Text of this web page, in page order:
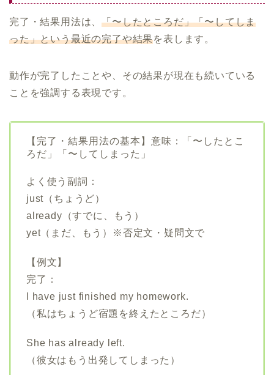
完了・結果用法は、「〜したところだ」「〜してしま
った」という最近の完了や結果を表します。
動作が完了したことや、その結果が現在も続いている
ことを強調する表現です。
【完了・結果用法の基本】意味：「〜したとこ
ろだ」「〜してしまった」
よく使う副詞：
just（ちょうど）
already（すでに、もう）
yet（まだ、もう）※否定文・疑問文で
【例文】
完了：
I have just finished my homework.
（私はちょうど宿題を終えたところだ）
She has already left.
（彼女はもう出発してしまった）